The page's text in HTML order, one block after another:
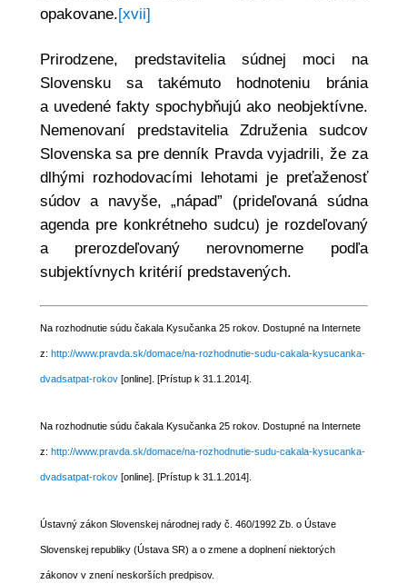
opakovane.[xvii]
Prirodzene, predstavitelia súdnej moci na
Slovensku sa takémuto hodnoteniu bránia
a uvedené fakty spochybňujú ako neobjektívne.
Nemenovaní predstavitelia Združenia sudcov
Slovenska sa pre denník Pravda vyjadrili, že za
dlhými rozhodovacími lehotami je preťaženosť
súdov a navyše, „nápad” (prideľovaná súdna
agenda pre konkrétneho sudcu) je rozdeľovaný
a prerozdeľovaný nerovnomerne podľa
subjektívnych kritérií predstavených.
Na rozhodnutie súdu čakala Kysučanka 25 rokov. Dostupné na Internete
z: http://www.pravda.sk/domace/na-rozhodnutie-sudu-cakala-kysucanka-
dvadsatpat-rokov[online]. [Prístup k 31.1.2014].
Na rozhodnutie súdu čakala Kysučanka 25 rokov. Dostupné na Internete
z: http://www.pravda.sk/domace/na-rozhodnutie-sudu-cakala-kysucanka-
dvadsatpat-rokov[online]. [Prístup k 31.1.2014].
Ústavný zákon Slovenskej národnej rady č. 460/1992 Zb. o Ústave
Slovenskej republiky (Ústava SR) a o zmene a doplnení niektorých
zákonov v znení neskorších predpisov.